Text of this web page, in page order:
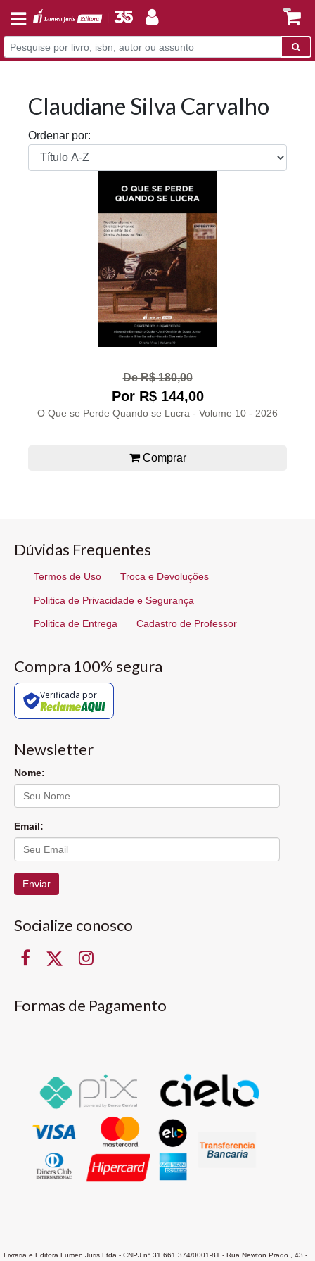
Claudiane Silva Carvalho
Ordenar por:
De R$ 180,00
Por R$ 144,00
O Que se Perde Quando se Lucra - Volume 10 - 2026
Comprar
Dúvidas Frequentes
Termos de Uso Troca e Devoluções
Politica de Privacidade e Segurança
Politica de Entrega Cadastro de Professor
Compra 100% segura
Verificada por
Newsletter
Nome:
Email:
Enviar
Socialize conosco
Formas de Pagamento
Livraria e Editora Lumen Juris Ltda - CNPJ n° 31.661.374/0001-81 - Rua Newton Prado , 43 -